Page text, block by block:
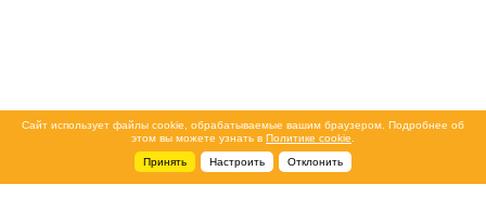
Сайт использует файлы cookie, обрабатываемые вашим браузером. Подробнее об
этом вы можете узнать в Политике cookie
Принять
Настроить Отклонить